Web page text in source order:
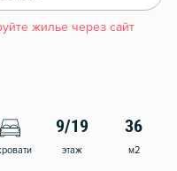
жилье через сайт
9/19
этаж
36
м2